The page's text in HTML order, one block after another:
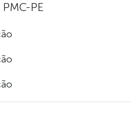
PE